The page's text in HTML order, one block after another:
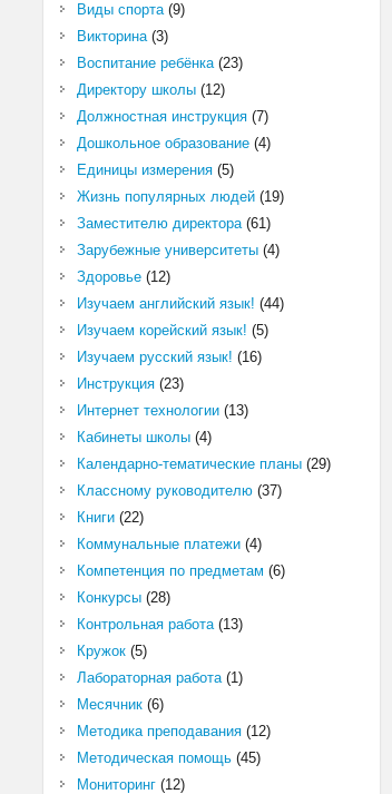
Виды спорта(9)
Викторина(3)
Воспитание ребёнка(23)
Директору школы(12)
Должностная инструкция(7)
Дошкольное образование(4)
Единицы измерения(5)
Жизнь популярных людей(19)
Заместителю директора(61)
Зарубежные университеты(4)
Здоровье(12)
Изучаем английский язык! (44)
Изучаем корейский язык! (5)
Изучаем русский язык! (16)
Инструкция(23)
Интернет технологии(13)
Кабинеты школы(4)
Календарно-тематические планы(29)
Классному руководителю(37)
Книги(22)
Коммунальные платежи(4)
Компетенция по предметам (6)
Конкурсы(28)
Контрольная работа(13)
Кружок(5)
Лабораторная работа(1)
Месячник(6)
Методика преподавания(12)
Методическая помощь(45)
Мониторинг(12)